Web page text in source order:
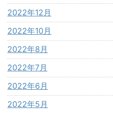
2022年12月
2022年10月
2022年8月
2022年7月
2022年6月
2022年5月